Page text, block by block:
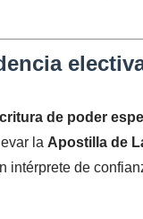
de poder
la Apostilla de
intérprete de